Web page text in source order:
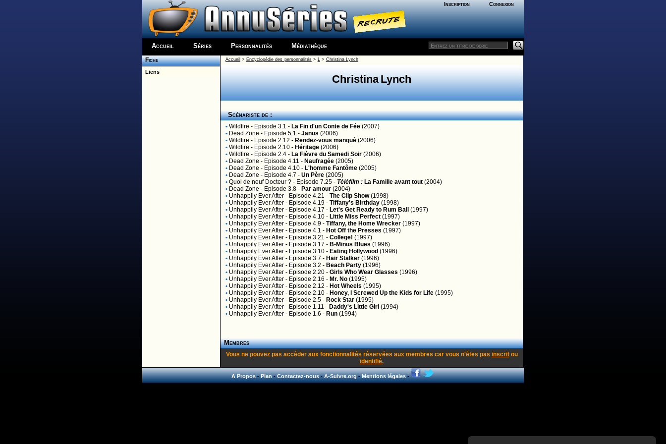
Inscription Connexion
Accueil Séries Personnalités Médiathèque
Fiche
Liens
Accueil > Encyclopédie des personnalités> L> Christina Lynch
Christina Lynch
Scénariste de :
• Wildfire - Episode 3.1 - La Fin d'un Conte de Fée (2007)
• Dead Zone - Episode 5.1 - Janus (2006)
• Wildfire - Episode 2.12 - Rendez-vous manqué (2006)
• Wildfire - Episode 2.10 - Héritage (2006)
• Wildfire - Episode 2.4 - La Fièvre du Samedi Soir (2006)
• Dead Zone - Episode 4.11 - Naufragée (2005)
• Dead Zone - Episode 4.10 - L'homme Fantôme (2005)
• Dead Zone - Episode 4.7 - Un Père (2005)
• Quoi de neuf Docteur ? - Episode 7.25 - Téléfilm : La Famille avant tout (2004)
• Dead Zone - Episode 3.8 - Par amour (2004)
• Unhappily Ever After - Episode 4.21 - The Clip Show(1998)
• Unhappily Ever After - Episode 4.19 - Tiffany's Birthday (1998)
• Unhappily Ever After - Episode 4.17 - Let's Get Ready to Rum Ball
(1997)
• Unhappily Ever After - Episode 4.10 - Little Miss Perfect (1997)
• Unhappily Ever After - Episode 4.9 - Tiffany, the Home Wrecker (1997)
• Unhappily Ever After - Episode 4.1 - Hot Off the Presses (1997)
• Unhappily Ever After - Episode 3.21 - College! (1997)
• Unhappily Ever After - Episode 3.17 - B-Minus Blues (1996)
• Unhappily Ever After - Episode 3.10 - Eating Hollywood (1996)
• Unhappily Ever After - Episode 3.7 - Hair Stalker (1996)
• Unhappily Ever After - Episode 3.2 - Beach Party (1996)
• Unhappily Ever After - Episode 2.20 - Girls Who Wear Glasses (1996)
• Unhappily Ever After - Episode 2.16 - Mr. No (1995)
• Unhappily Ever After - Episode 2.12 - Hot Wheels (1995)
• Unhappily Ever After - Episode 2.10 - Honey, I Screwed Up the Kids for Life (1995)
• Unhappily Ever After - Episode 2.5 - Rock Star (1995)
• Unhappily Ever After - Episode 1.11 - Daddy's Little Girl (1994)
• Unhappily Ever After - Episode 1.6 - Run (1994)
Membres
Vous ne pouvez pas accéder aux fonctionnalités réservées aux membres car vous n'êtes pas inscritou
identifié.
A Propos-Plan-Contactez-nous-A-Suivre.org-Mentions légales-